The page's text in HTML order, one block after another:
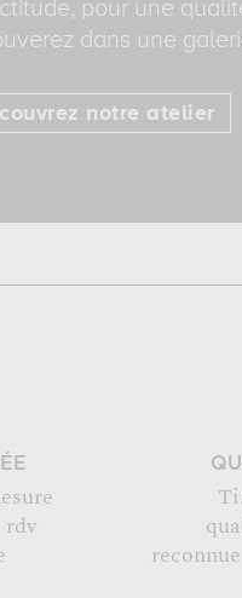
pour une
dans une
notre atelier
rdv